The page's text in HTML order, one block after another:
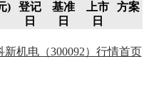
)
登记
日
基准
日
上市
日
方案
新机电（300092）行情首页